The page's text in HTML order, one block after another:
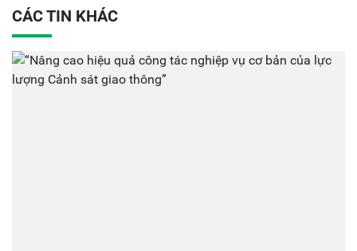
CÁC TIN KHÁC